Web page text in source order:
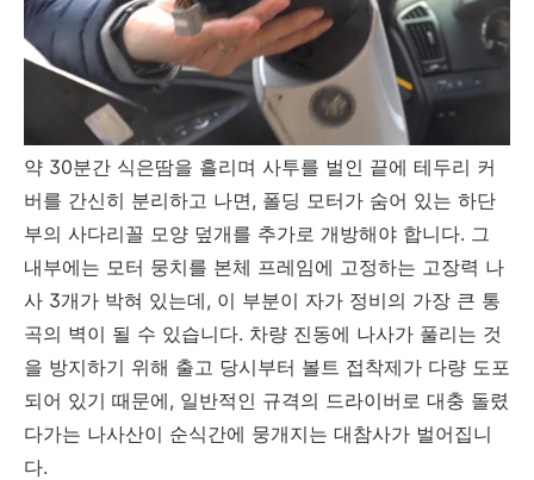
약 30분간 식은땀을 흘리며 사투를 벌인 끝에 테두리 커
버를 간신히 분리하고 나면, 폴딩 모터가 숨어 있는 하단
부의 사다리꼴 모양 덮개를 추가로 개방해야 합니다. 그
내부에는 모터 뭉치를 본체 프레임에 고정하는 고장력 나
사 3개가 박혀 있는데, 이 부분이 자가 정비의 가장 큰 통
곡의 벽이 될 수 있습니다. 차량 진동에 나사가 풀리는 것
을 방지하기 위해 출고 당시부터 볼트 접착제가 다량 도포
되어 있기 때문에, 일반적인 규격의 드라이버로 대충 돌렸
다가는 나사산이 순식간에 뭉개지는 대참사가 벌어집니
다.